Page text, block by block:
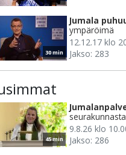
30 min
Jumala
ympäröimä
12.12.17 klo
Jakso: 283
45 min
seurakunnasta
9.8.26 klo
Jakso: 286